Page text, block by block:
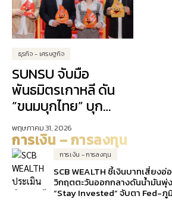
ธุรกิจ - เศรษฐกิจ
SUNSU จับมือ
พันธมิตรเกาหลี ดัน
“ขนมบุกไทย” บุก
ตลาดเอเชีย
พฤษภาคม 31, 2026
การเงิน – การลงทุน
การเงิน - การลงทุน
SCB WEALTH ชี้เงินบาทเสี่ยงอ่
วิกฤตตะวันออกกลางดันน้ำมันพุ่
“Stay Invested” จับตา Fed-